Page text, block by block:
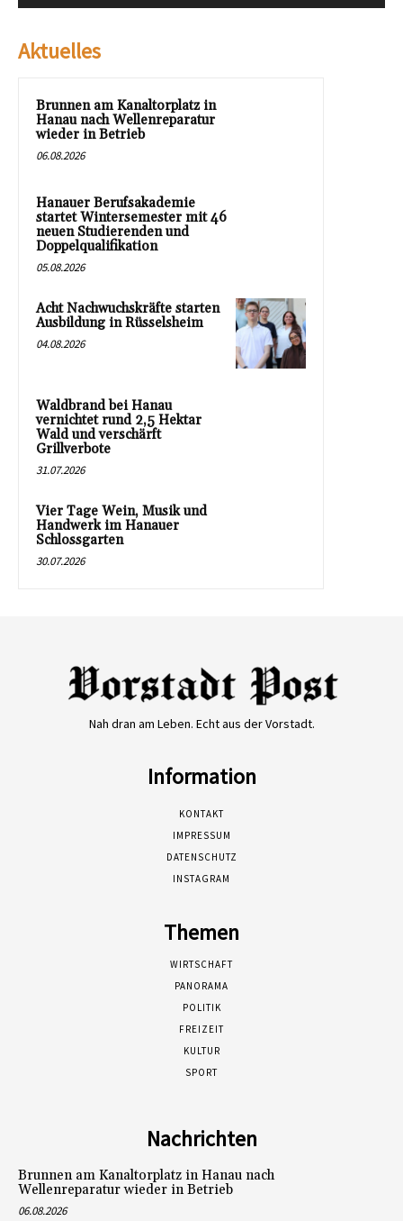
Aktuelles
Brunnen am Kanaltorplatz in
Hanau nach Wellenreparatur
wieder in Betrieb
06.08.2026
Hanauer Berufsakademie
startet Wintersemester mit 46
neuen Studierenden und
Doppelqualifikation
05.08.2026
Acht Nachwuchskräfte starten
Ausbildung in Rüsselsheim
04.08.2026
Waldbrand bei Hanau
vernichtet rund 2,5 Hektar
Wald und verschärft
Grillverbote
31.07.2026
Vier Tage Wein, Musik und
Handwerk im Hanauer
Schlossgarten
30.07.2026
Nah dran am Leben. Echt aus der Vorstadt.
Information
KONTAKT
IMPRESSUM
DATENSCHUTZ
INSTAGRAM
Themen
WIRTSCHAFT
PANORAMA
POLITIK
FREIZEIT
KULTUR
SPORT
Nachrichten
Brunnen am Kanaltorplatz in Hanau nach
Wellenreparatur wieder in Betrieb
06.08.2026